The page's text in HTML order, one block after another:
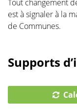
Tout changement
est à signaler à la
de Communes.
Supports